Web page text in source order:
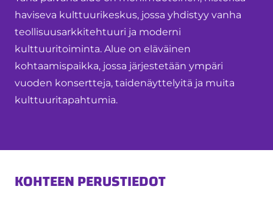
haviseva kulttuurikeskus, jossa yhdistyy vanha
teollisuusarkkitehtuuri ja moderni
kulttuuritoiminta. Alue on eläväinen
kohtaamispaikka, jossa järjestetään ympäri
vuoden konsertteja, taidenäyttelyitä ja muita
kulttuuritapahtumia.
KOHTEEN PERUSTIEDOT